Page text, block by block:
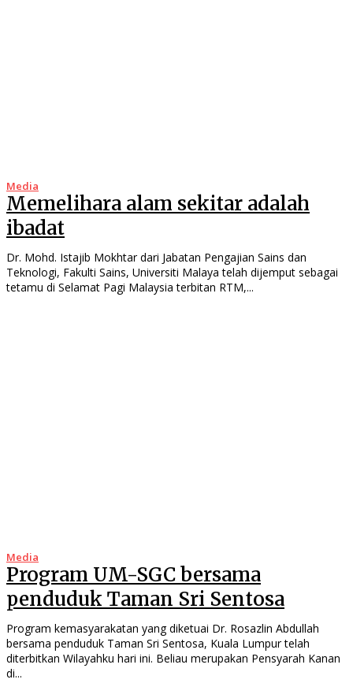
Media
Memelihara alam sekitar adalah
ibadat
Dr. Mohd. Istajib Mokhtar dari Jabatan Pengajian Sains dan
Teknologi, Fakulti Sains, Universiti Malaya telah dijemput sebagai
tetamu di Selamat Pagi Malaysia terbitan RTM,...
Media
Program UM-SGC bersama
penduduk Taman Sri Sentosa
Program kemasyarakatan yang diketuai Dr. Rosazlin Abdullah
bersama penduduk Taman Sri Sentosa, Kuala Lumpur telah
diterbitkan Wilayahku hari ini. Beliau merupakan Pensyarah Kanan
di...